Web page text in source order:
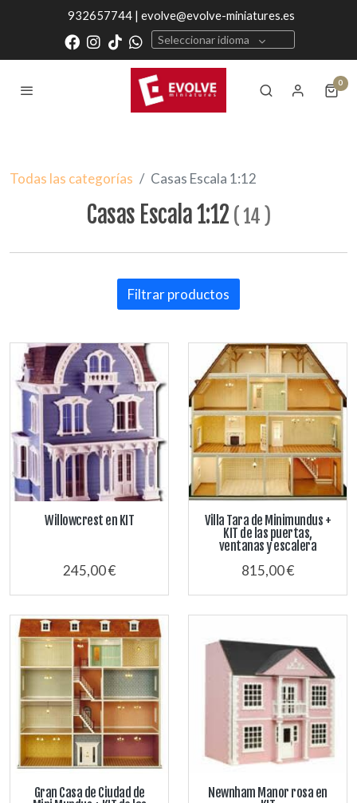
932657744 | evolve@evolve-miniatures.es
Seleccionar idioma
0
Todas las categorías Casas Escala 1:12
Casas Escala 1:12 ( 14 )
Filtrar productos
Willowcrest en KIT
245,00 €
Villa Tara de Minimundus +
KIT de las puertas,
ventanas y escalera
815,00 €
Gran Casa de Ciudad de
Newnham Manor rosa en